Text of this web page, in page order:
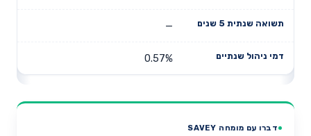
—
0.57%
דברו עם מומחה SAVEY